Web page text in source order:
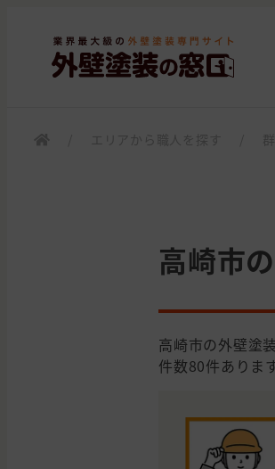
高崎市
高崎市の外壁塗
件数80件あります